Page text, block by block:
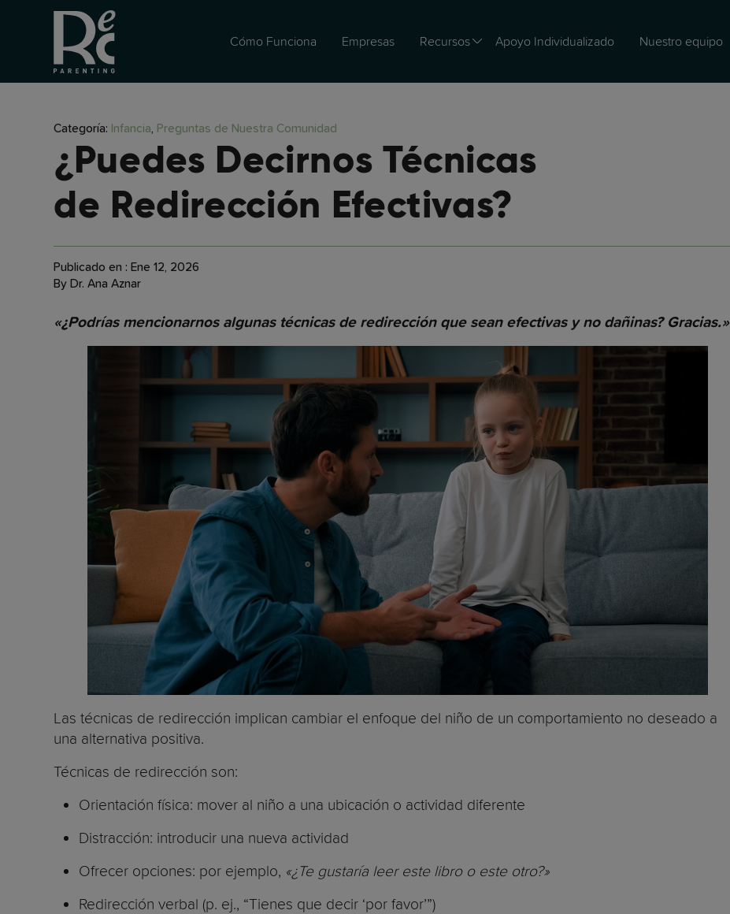
Cómo Funciona Empresas Recursos Apoyo Individualizado Nuestro equipo
Categoría: Infancia, Preguntas de Nuestra Comunidad
¿Puedes Decirnos Técnicas
de Redirección Efectivas?
Publicado en : Ene 12, 2026
By Dr. Ana Aznar
«¿Podrías mencionarnos algunas técnicas de redirección que sean efectivas y no dañinas? Gracias.»
Las técnicas de redirección implican cambiar el enfoque del niño de un comportamiento no deseado a
una alternativa positiva.
Técnicas de redirección son:
Orientación física: mover al niño a una ubicación o actividad diferente
Distracción: introducir una nueva actividad
Ofrecer opciones: por ejemplo, «¿Te gustaría leer este libro o este otro?»
Redirección verbal (p. ej., “Tienes que decir ‘por favor’”)